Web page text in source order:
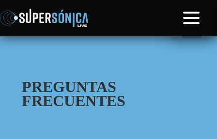
PREGUNTAS
FRECUENTES